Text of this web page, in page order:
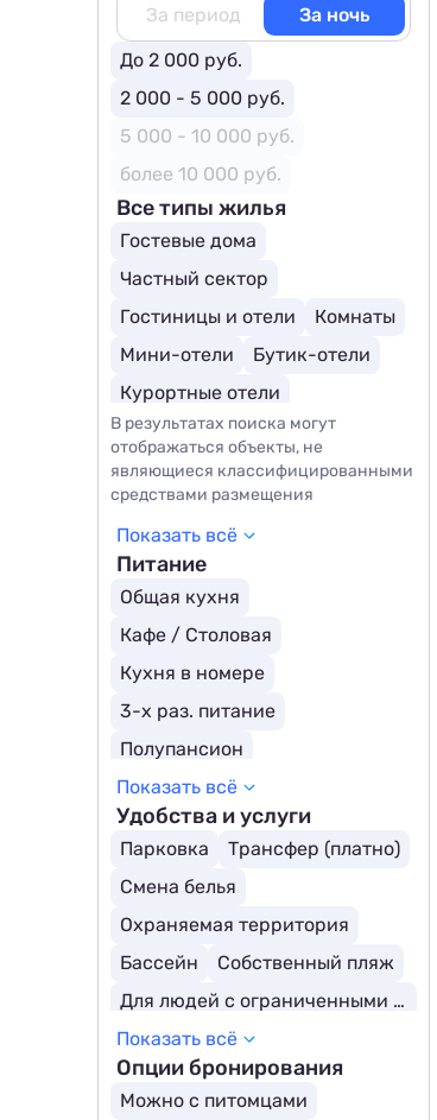
За период
За ночь
До 2 000 руб.
2 000 - 5 000 руб.
5 000 - 10 000 руб.
более 10 000 руб.
Все типы жилья
Гостевые дома
Частный сектор
Гостиницы и отели
Комнаты
Мини-отели
Бутик-отели
Курортные отели
В результатах поиска могут
отображаться объекты, не
являющиеся классифицированными
средствами размещения
Показать всё
Питание
Общая кухня
Кафе / Столовая
Кухня в номере
3-х раз. питание
Полупансион
Полный пансион
Показать всё
Удобства и услуги
Парковка
Трансфер (платно)
Смена белья
Охраняемая территория
Бассейн
Собственный пляж
Для людей с ограниченными возможностями
Открытый бассейн
Показать всё
Опции бронирования
Можно с питомцами